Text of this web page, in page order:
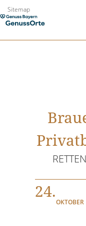
Zum
Inhalt
Sitemap
24.
OKTOBER